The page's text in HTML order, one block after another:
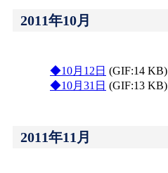
2011年10月
◆10月12日 (GIF:14 KB)
◆10月31日 (GIF:13 KB)
2011年11月